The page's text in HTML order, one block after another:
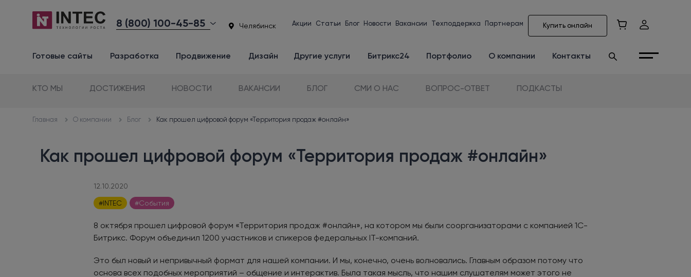
8 (800) 100-45-85 Челябинск Акции Статьи Блог Новости Вакансии Техподдержка Партнерам Купить онлайн
Готовые сайты Разработка Продвижение Дизайн Другие услуги Битрикс24 Портфолио О компании Контакты
КТО МЫ ДОСТИЖЕНИЯ НОВОСТИ ВАКАНСИИ БЛОГ СМИ О НАС ВОПРОС-ОТВЕТ ПОДКАСТЫ
Главная О компании Блог Как прошел цифровой форум «Территория продаж #онлайн»
Как прошел цифровой форум «Территория продаж #онлайн»
12.10.2020
#INTEC #События
8 октября прошел цифровой форум «Территория продаж #онлайн», на котором мы были соорганизаторами с компанией 1С-
Битрикс. Форум объединил 1200 участников и спикеров федеральных IT-компаний.
Это был новый и непривычный формат для нашей компании. И мы, конечно, очень волновались. Главным образом потому что
основа всех подобных мероприятий – общение и интерактив. Была такая мысль, что нашим слушателям может этого не